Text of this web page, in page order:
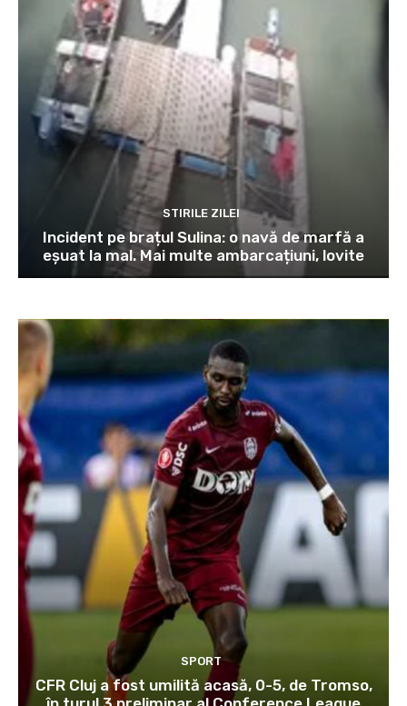
STIRILE ZILEI
Incident pe brațul Sulina: o navă de marfă a
eșuat la mal. Mai multe ambarcațiuni, lovite
SPORT
CFR Cluj a fost umilită acasă, 0-5, de Tromso,